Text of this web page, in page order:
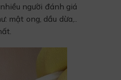
người đánh giá
ong, dầu dừa,..